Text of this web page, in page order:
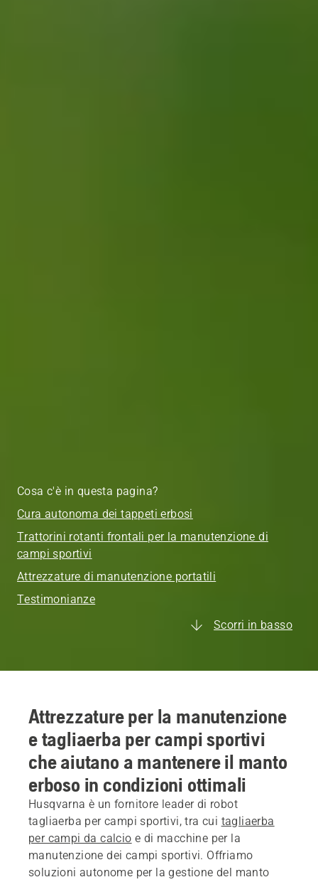
Cosa c'è in questa pagina?
Cura autonoma dei tappeti erbosi
Trattorini rotanti frontali per la manutenzione di
campi sportivi
Attrezzature di manutenzione portatili
Testimonianze
Scorri in basso
Attrezzature per la manutenzione
e tagliaerba per campi sportivi
che aiutano a mantenere il manto
erboso in condizioni ottimali
Husqvarna è un fornitore leader di robot
tagliaerba per campi sportivi, tra cui tagliaerba
per campi da calcio e di macchine per la
manutenzione dei campi sportivi. Offriamo
soluzioni autonome per la gestione del manto